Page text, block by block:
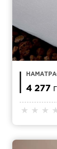
★ ★ ★
4 277